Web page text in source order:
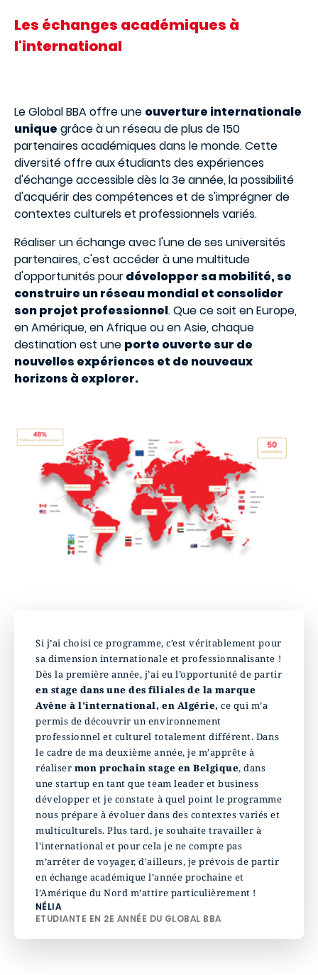
Les échanges académiques à
l'international
Le Global BBA offre une ouverture internationale
unique grâce à un réseau de plus de 150
partenaires académiques dans le monde. Cette
diversité offre aux étudiants des expériences
d'échange accessible dès la 3e année, la possibilité
d'acquérir des compétences et de s'imprégner de
contextes culturels et professionnels variés.
Réaliser un échange avec l'une de ses universités
partenaires, c'est accéder à une multitude
d'opportunités pourdévelopper sa mobilité, se
construire un réseau mondial et consolider
son projet professionnel. Que ce soit en Europe,
en Amérique, en Afrique ou en Asie, chaque
destination est une porte ouverte sur de
nouvelles expériences et de nouveaux
horizons à explorer.
Si j’ai choisi ce programme, c’est véritablement pour
sa dimension internationale et professionnalisante !
Dès la première année, j’ai eu l’opportunité de partir
en stage dans une des filiales de la marque
Avène à l'international, en Algérie, ce qui m’a
permis de découvrir un environnement
professionnel et culturel totalement différent. Dans
le cadre de ma deuxième année, je m’apprête à
réaliser mon prochain stage en Belgique, dans
une startup en tant que team leader et business
développer et je constate à quel point le programme
nous prépare à évoluer dans des contextes variés et
multiculturels. Plus tard, je souhaite travailler à
l'international et pour cela je ne compte pas
m’arrêter de voyager, d'ailleurs, je prévois de partir
en échange académique l’année prochaine et
l’Amérique du Nord m’attire particulièrement !
NÉLIA
ETUDIANTE EN 2E ANNÉE DU GLOBAL BBA